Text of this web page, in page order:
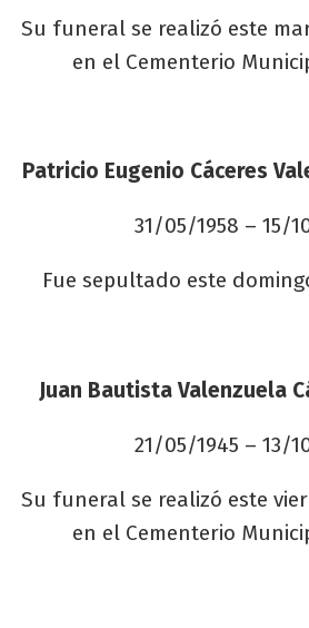
Su funeral se realizó este
en el Cementerio
Patricio Eugenio Cáceres
31/05/1958 – 15/
Fue sepultado este
Juan Bautista Valenzuela
21/05/1945 – 13/
Su funeral se realizó este
en el Cementerio